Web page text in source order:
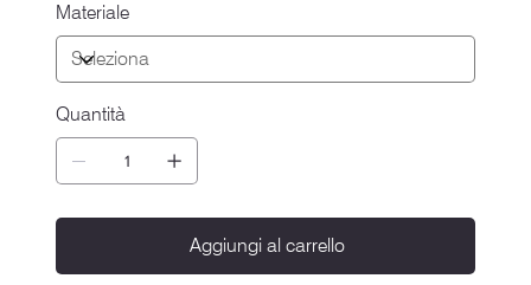
Materiale
Quantità
Aggiungi al carrello